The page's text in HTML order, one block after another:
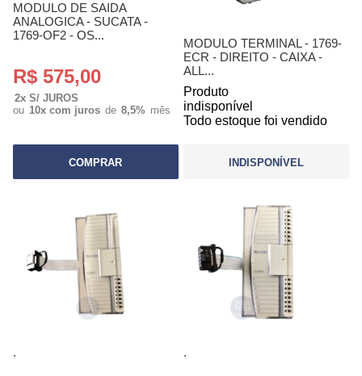
MODULO DE SAIDA
ANALOGICA - SUCATA -
1769-OF2 - OS...
R$ 575,00
2x S/ JUROS
ou 10x com juros de 8,5% mês
COMPRAR
MODULO TERMINAL - 1769-
ECR - DIREITO - CAIXA -
ALL...
Produto
indisponível
Todo estoque foi vendido
INDISPONÍVEL
. .